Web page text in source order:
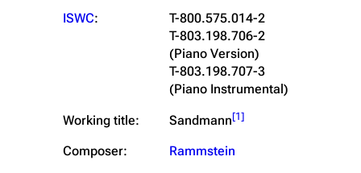
ISWC:
T-800.575.014-2
T-803.198.706-2
(Piano Version)
T-803.198.707-3
(Piano Instrumental)
Working title: Sandmann[1]
Composer:
Rammstein